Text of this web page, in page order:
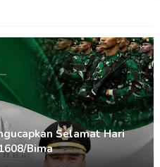
Selamat Hari
Bima